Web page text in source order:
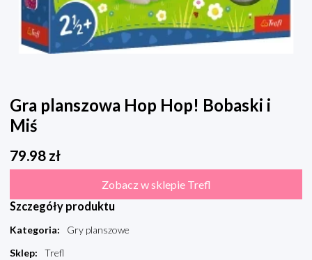
Gra planszowa Hop Hop! Bobaski i
Miś
79.98 zł
Zobacz w sklepie Trefl
Szczegóły produktu
Kategoria:
Gry planszowe
Sklep: Trefl